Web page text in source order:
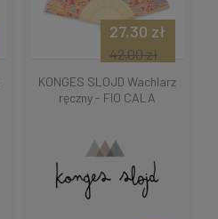
KONGES SLOJD Wachlarz
ręczny - FIO CALA
27,30 zł
42,00 zł